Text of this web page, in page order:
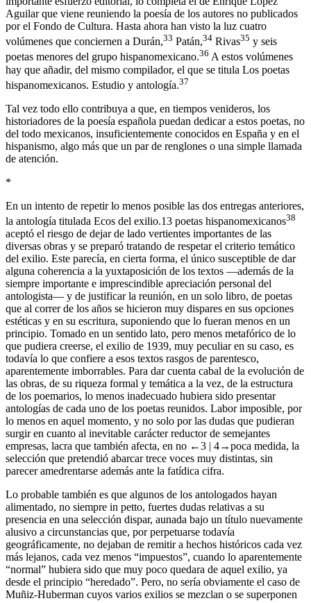
Aguilar que viene reuniendo la poesía de los autores no publicados
por el Fondo de Cultura. Hasta ahora han visto la luz cuatro
volúmenes que conciernen a Durán,33 Patán,34 Rivas35 y seis
poetas menores del grupo hispanomexicano.36 A estos volúmenes
hay que añadir, del mismo compilador, el que se titula Los poetas
hispanomexicanos. Estudio y antología.37
Tal vez todo ello contribuya a que, en tiempos venideros, los
historiadores de la poesía española puedan dedicar a estos poetas, no
del todo mexicanos, insuficientemente conocidos en España y en el
hispanismo, algo más que un par de renglones o una simple llamada
de atención.
*
En un intento de repetir lo menos posible las dos entregas anteriores,
la antología titulada Ecos del exilio.13 poetas hispanomexicanos38
aceptó el riesgo de dejar de lado vertientes importantes de las
diversas obras y se preparó tratando de respetar el criterio temático
del exilio. Este parecía, en cierta forma, el único susceptible de dar
alguna coherencia a la yuxtaposición de los textos —además de la
siempre importante e imprescindible apreciación personal del
antologista— y de justificar la reunión, en un solo libro, de poetas
que al correr de los años se hicieron muy dispares en sus opciones
estéticas y en su escritura, suponiendo que lo fueran menos en un
principio. Tomado en un sentido lato, pero menos metafórico de lo
que pudiera creerse, el exilio de 1939, muy peculiar en su caso, es
todavía lo que confiere a esos textos rasgos de parentesco,
aparentemente imborrables. Para dar cuenta cabal de la evolución de
las obras, de su riqueza formal y temática a la vez, de la estructura
de los poemarios, lo menos inadecuado hubiera sido presentar
antologías de cada uno de los poetas reunidos. Labor imposible, por
lo menos en aquel momento, y no solo por las dudas que pudieran
surgir en cuanto al inevitable carácter reductor de semejantes
empresas, lacra que también afecta, en no ←3 | 4→poca medida, la
selección que pretendió abarcar trece voces muy distintas, sin
parecer amedrentarse además ante la fatídica cifra.
Lo probable también es que algunos de los antologados hayan
alimentado, no siempre in petto, fuertes dudas relativas a su
presencia en una selección dispar, aunada bajo un título nuevamente
alusivo a circunstancias que, por perpetuarse todavía
geográficamente, no dejaban de remitir a hechos históricos cada vez
más lejanos, cada vez menos “impuestos”, cuando lo aparentemente
“normal” hubiera sido que muy poco quedara de aquel exilio, ya
desde el principio “heredado”. Pero, no sería obviamente el caso de
Muñiz-Huberman cuyos varios exilios se mezclan o se superponen